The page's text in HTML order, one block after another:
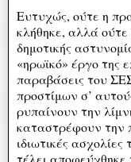
Ευτυχώς, ούτε η
κλήθηκε, αλλά ούτε
δημοτικής
«ηρωϊκό» έργο της
παραβάσεις του
προστίμων σ’
ρυπαίνουν την
καταστρέφουν την
ιδιωτικές
τέλει αποφεύχθηκε